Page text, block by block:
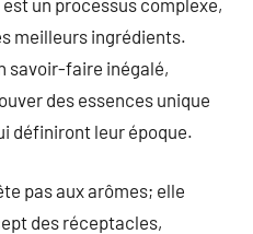
meilleurs ingrédients.
savoir-faire inégalé,
des essences unique
définiront leur époque.
pas aux arômes; elle
des réceptacles,